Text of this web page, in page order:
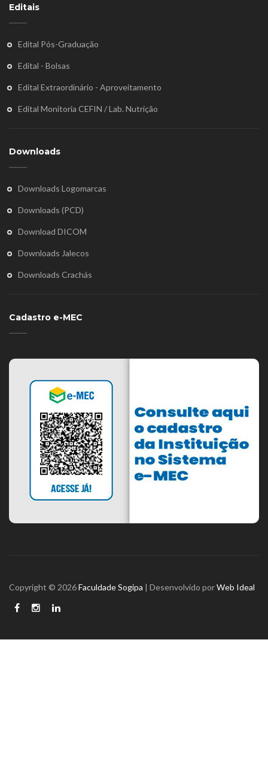
Editais
Edital Pós-Graduação
Edital - Bolsas
Edital Extraordinário - Aproveitamento
Edital Monitoria CEFIN / Lab. Nutrição
Downloads
Downloads Logomarcas
Downloads (PCD)
Download DICOM
Downloads Jalecos
Downloads Crachás
Cadastro e-MEC
Copyright © 2026Faculdade Sogipa | Desenvolvido porWeb Ideal